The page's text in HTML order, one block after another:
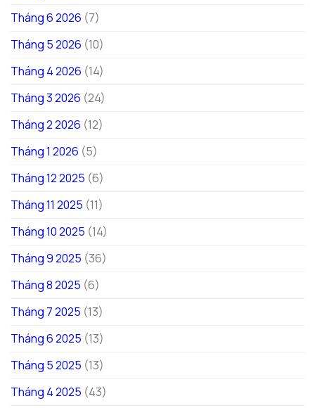
Tháng 6 2026 (7)
Tháng 5 2026 (10)
Tháng 4 2026 (14)
Tháng 3 2026 (24)
Tháng 2 2026 (12)
Tháng 1 2026 (5)
Tháng 12 2025 (6)
Tháng 11 2025 (11)
Tháng 10 2025 (14)
Tháng 9 2025 (36)
Tháng 8 2025 (6)
Tháng 7 2025 (13)
Tháng 6 2025 (13)
Tháng 5 2025 (13)
Tháng 4 2025 (43)